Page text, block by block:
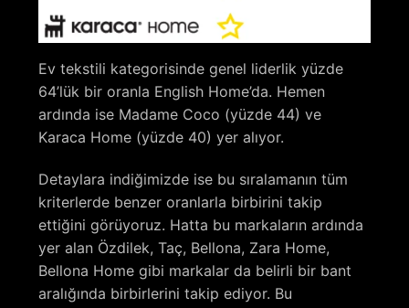
Ev tekstili kategorisinde genel liderlik yüzde
64’lük bir oranla English Home’da. Hemen
ardında ise Madame Coco (yüzde 44) ve
Karaca Home (yüzde 40) yer alıyor.
Detaylara indiğimizde ise bu sıralamanın tüm
kriterlerde benzer oranlarla birbirini takip
ettiğini görüyoruz. Hatta bu markaların ardında
yer alan Özdilek, Taç, Bellona, Zara Home,
Bellona Home gibi markalar da belirli bir bant
aralığında birbirlerini takip ediyor. Bu